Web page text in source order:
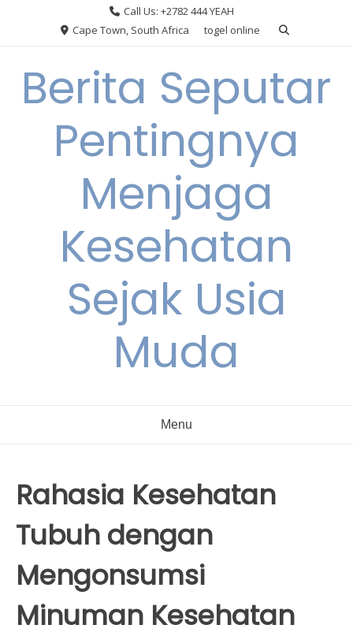
Call Us: +2782 444 YEAH
Cape Town, South Africa
togel online
Berita Seputar
Pentingnya
Menjaga
Kesehatan
Sejak Usia
Muda
Menu
Rahasia Kesehatan
Tubuh dengan
Mengonsumsi
Minuman Kesehatan